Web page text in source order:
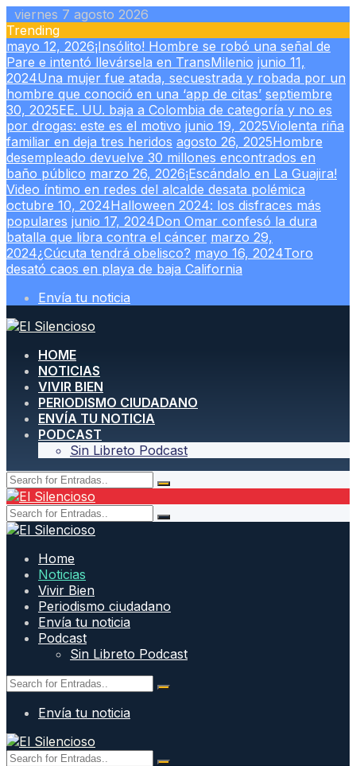
Skip
to
content
viernes 7 agosto 2026
Trending
mayo 12, 2026¡Insólito! Hombre se robó una señal de
Pare e intentó llevársela en TransMilenio junio 11,
2024Una mujer fue atada, secuestrada y robada por un
hombre que conoció en una ‘app de citas’ septiembre
30, 2025EE. UU. baja a Colombia de categoría y no es
por drogas: este es el motivo junio 19, 2025Violenta riña
familiar en deja tres heridos agosto 26, 2025Hombre
desempleado devuelve 30 millones encontrados en
baño público marzo 26, 2026¡Escándalo en La Guajira!
Video íntimo en redes del alcalde desata polémica
octubre 10, 2024Halloween 2024: los disfraces más
populares junio 17, 2024Don Omar confesó la dura
batalla que libra contra el cáncer marzo 29,
2024¿Cúcuta tendrá obelisco? mayo 16, 2024Toro
desató caos en playa de baja California
Envía tu noticia
HOME
NOTICIAS
VIVIR BIEN
PERIODISMO CIUDADANO
ENVÍA TU NOTICIA
PODCAST
Sin Libreto Podcast
Home
Noticias
Vivir Bien
Periodismo ciudadano
Envía tu noticia
Podcast
Sin Libreto Podcast
Envía tu noticia